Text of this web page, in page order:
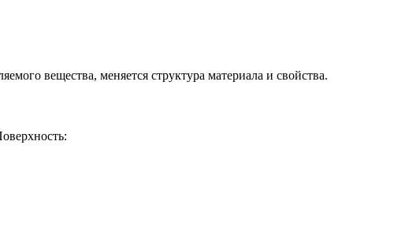
вещества, меняется структура материала и свойства.